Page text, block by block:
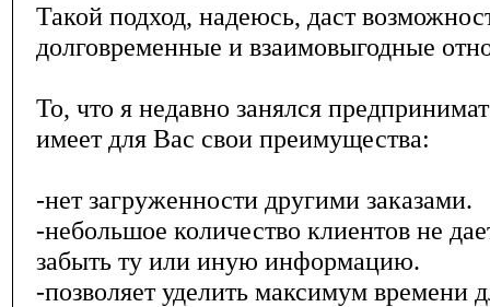
Такой подход, надеюсь, даст
долговременные и взаимовыгодные
То, что я недавно занялся
имеет для Вас свои преимущества:
-нет загруженности другими заказами.
-небольшое количество клиентов не
забыть ту или иную информацию.
-позволяет уделить максимум времени